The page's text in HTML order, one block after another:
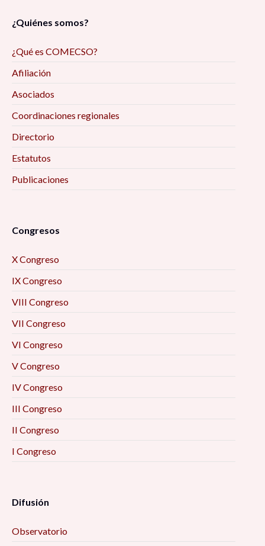
¿Quiénes somos?
¿Qué es COMECSO?
Afiliación
Asociados
Coordinaciones regionales
Directorio
Estatutos
Publicaciones
Congresos
X Congreso
IX Congreso
VIII Congreso
VII Congreso
VI Congreso
V Congreso
IV Congreso
III Congreso
II Congreso
I Congreso
Difusión
Observatorio